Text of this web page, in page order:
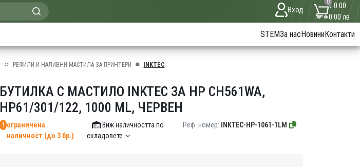
Вход
0€ 0.00
0.00 лв
STEMЗа насНовиниКонтакти
РЕФИЛИ И НАЛИВНИ МАСТИЛА ЗА ПРИНТЕРИ INKTEC
БУТИЛКА С МАСТИЛО INKTEC ЗА HP CH561WA,
HP61/301/122, 1000 ML, ЧЕРВЕН
ограничена
наличност (до 3 бр.)
Виж наличността по
складовете
Реф. номер: INKTEC-HP-1061-1LM